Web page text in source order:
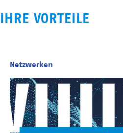
IHRE VORTEILE